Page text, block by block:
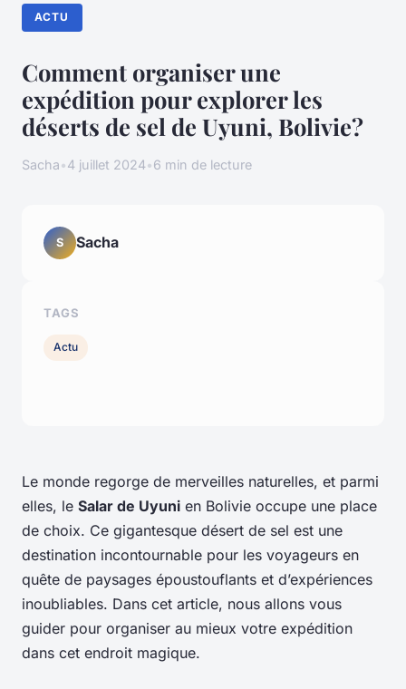
ACTU
Comment organiser une
expédition pour explorer les
déserts de sel de Uyuni, Bolivie?
Sacha•4 juillet 2024•6 min de lecture
Le monde regorge de merveilles naturelles, et parmi
elles, le Salar de Uyuni en Bolivie occupe une place
de choix. Ce gigantesque désert de sel est une
destination incontournable pour les voyageurs en
quête de paysages époustouflants et d’expériences
inoubliables. Dans cet article, nous allons vous
guider pour organiser au mieux votre expédition
dans cet endroit magique.
S Sacha
TAGS
Actu